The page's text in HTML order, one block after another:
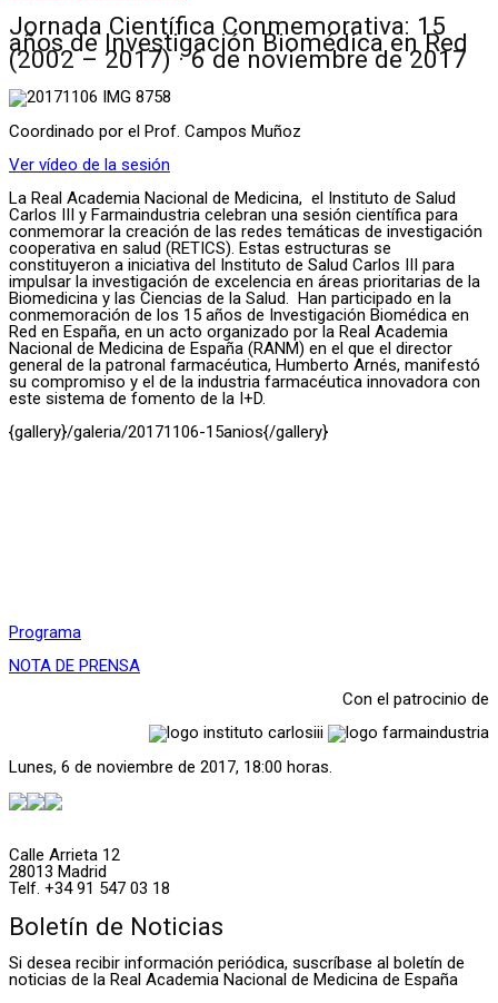
Jornada Científica Conmemorativa: 15
años de Investigación Biomédica en Red
(2002 – 2017) · 6 de noviembre de 2017
Coordinado por el Prof. Campos Muñoz
Ver vídeo de la sesión
La Real Academia Nacional de Medicina, el Instituto de Salud
Carlos III y Farmaindustria celebran una sesión científica para
conmemorar la creación de las redes temáticas de investigación
cooperativa en salud (RETICS). Estas estructuras se
constituyeron a iniciativa del Instituto de Salud Carlos III para
impulsar la investigación de excelencia en áreas prioritarias de la
Biomedicina y las Ciencias de la Salud. Han participado en la
conmemoración de los 15 años de Investigación Biomédica en
Red en España, en un acto organizado por la Real Academia
Nacional de Medicina de España (RANM) en el que el director
general de la patronal farmacéutica, Humberto Arnés, manifestó
su compromiso y el de la industria farmacéutica innovadora con
este sistema de fomento de la I+D.
{gallery}/galeria/20171106-15anios{/gallery}
Programa
NOTA DE PRENSA
Con el patrocinio de
Lunes, 6 de noviembre de 2017, 18:00 horas.
Calle Arrieta 12
28013 Madrid
Telf. +34 91 547 03 18
Boletín de Noticias
Si desea recibir información periódica, suscríbase al boletín de
noticias de la Real Academia Nacional de Medicina de España